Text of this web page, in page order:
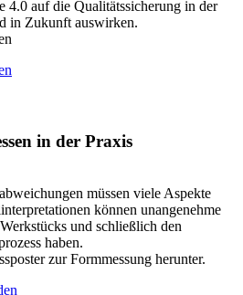
4.0 auf die Qualitätssicherung in der
in Zukunft auswirken.
in der Praxis
müssen viele Aspekte
können unangenehme
und schließlich den
haben.
zur Formmessung herunter.